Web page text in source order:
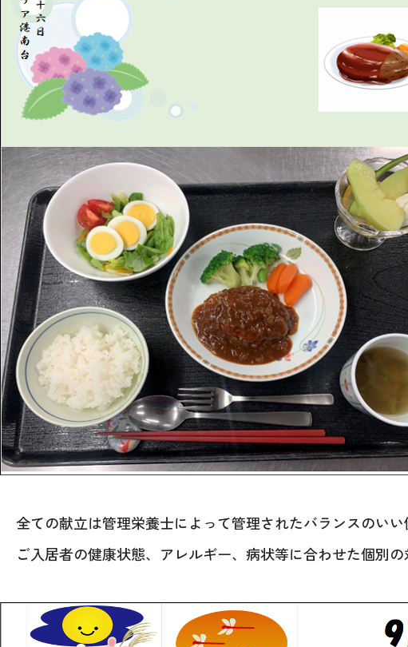
全ての献立は管理栄養士によって管理されたバランスのいい
ご入居者の健康状態、アレルギー、病状等に合わせた個別の